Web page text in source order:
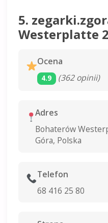
5.
Westerplatte
Ocena
4.9 (362 opinii)
Adres
Bohaterów
Góra, Polska
Telefon
68 416 25 80